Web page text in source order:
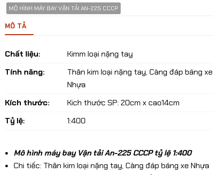
Xem thêm danh mục
MÔ HÌNH MÁY BAY VẬN TẢI AN-225 CCCP
MÔ TẢ
Chất liệu:
Kimm loại nặng tay
Tính năng:
Thân kim loại nặng tay, Càng đáp báng xe
Nhựa
Kích thước:
Kich thước SP: 20cm x cao14cm
Tỷ lệ:
1:400
Mô hình máy bay Vận tải An-225 CCCP tỷ lệ 1:400
Chi tiếc: Thân kim loại nặng tay, Càng đáp báng xe Nhựa